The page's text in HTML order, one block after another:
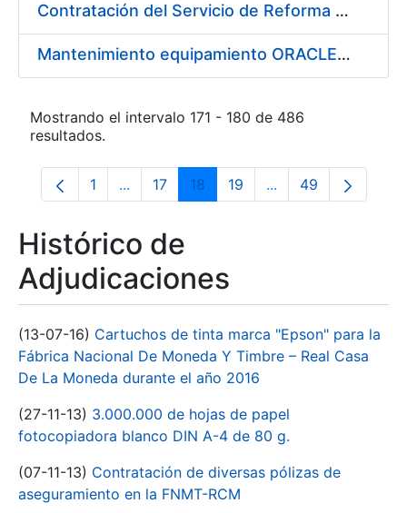
Contratación del Servicio de Reforma de la Embocadura, Limpieza, Pintado y Numerado de Contenedores para Moneda de la FNMT-RCM
Mantenimiento equipamiento ORACLE en CERES
Mostrando el intervalo 171 - 180 de 486
resultados.
Página
1 ...Páginas intermedias Use TAB para
Página
17 Página
18 Página
19 ...PáginasPágina
49
Histórico de
Adjudicaciones
(13-07-16) Cartuchos de tinta marca "Epson" para la
Fábrica Nacional De Moneda Y Timbre – Real Casa
De La Moneda durante el año 2016
(27-11-13) 3.000.000 de hojas de papel
fotocopiadora blanco DIN A-4 de 80 g.
(07-11-13) Contratación de diversas pólizas de
aseguramiento en la FNMT-RCM